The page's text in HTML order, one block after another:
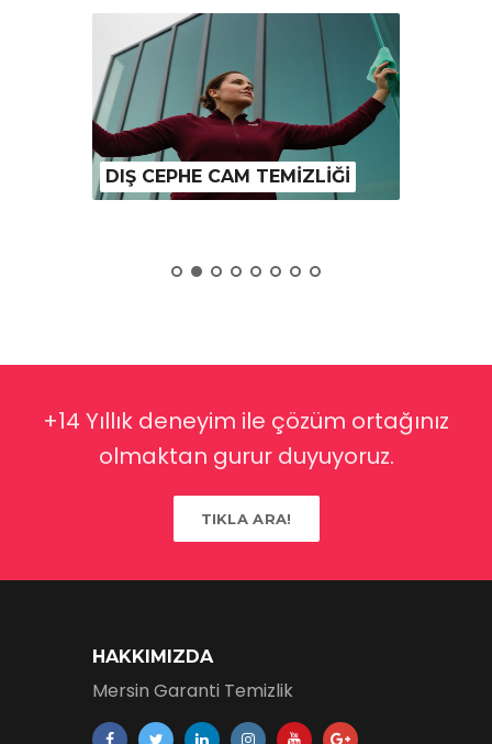
DIŞ CEPHE CAM TEMİZLİĞİ
+14 Yıllık deneyim ile çözüm ortağınız
olmaktan gurur duyuyoruz.
TIKLA ARA!
HAKKIMIZDA
Mersin Garanti Temizlik